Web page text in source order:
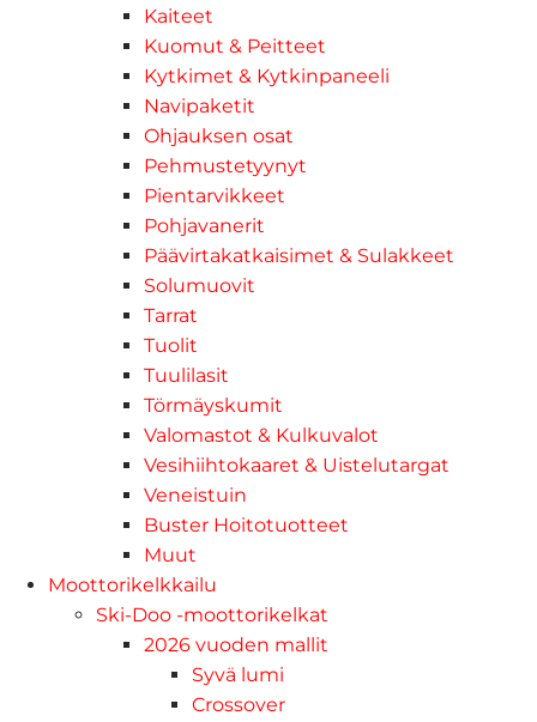
Kaiteet
Kuomut & Peitteet
Kytkimet & Kytkinpaneeli
Navipaketit
Ohjauksen osat
Pehmustetyynyt
Pientarvikkeet
Pohjavanerit
Päävirtakatkaisimet & Sulakkeet
Solumuovit
Tarrat
Tuolit
Tuulilasit
Törmäyskumit
Valomastot & Kulkuvalot
Vesihiihtokaaret & Uistelutargat
Veneistuin
Buster Hoitotuotteet
Muut
Moottorikelkkailu
Ski-Doo -moottorikelkat
2026 vuoden mallit
Syvä lumi
Crossover